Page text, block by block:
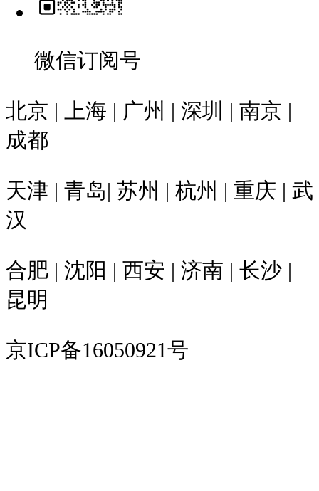
微信订阅号
北京 | 上海 | 广州 | 深圳 | 南京 |
成都
天津 | 青岛| 苏州 | 杭州 | 重庆 | 武
汉
合肥 | 沈阳 | 西安 | 济南 | 长沙 |
昆明
京ICP备16050921号